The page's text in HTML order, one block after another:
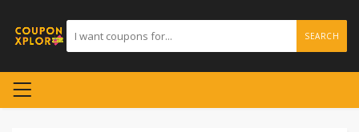
SEARCH